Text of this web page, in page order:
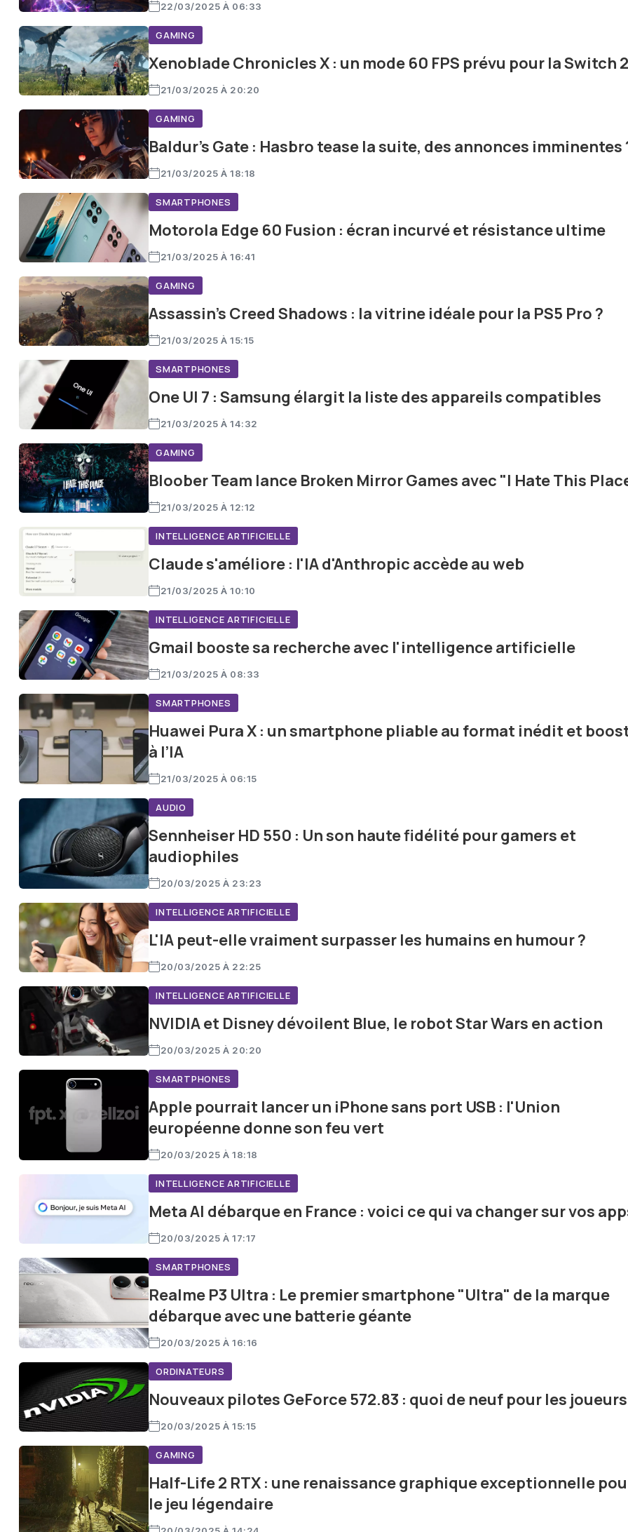
22/03/2025 À 06:33
GAMING
Xenoblade Chronicles X : un mode 60 FPS prévu pour la Switch
21/03/2025 À 20:20
GAMING
Baldur’s Gate : Hasbro tease la suite, des annonces imminentes
21/03/2025 À 18:18
SMARTPHONES
Motorola Edge 60 Fusion : écran incurvé et résistance ultime
21/03/2025 À 16:41
GAMING
Assassin’s Creed Shadows : la vitrine idéale pour la PS5 Pro ?
21/03/2025 À 15:15
SMARTPHONES
One UI 7 : Samsung élargit la liste des appareils compatibles
21/03/2025 À 14:32
GAMING
Bloober Team lance Broken Mirror Games avec "I Hate This
21/03/2025 À 12:12
INTELLIGENCE ARTIFICIELLE
Claude s'améliore : l'IA d'Anthropic accède au web
21/03/2025 À 10:10
INTELLIGENCE ARTIFICIELLE
Gmail booste sa recherche avec l'intelligence artificielle
21/03/2025 À 08:33
SMARTPHONES
Huawei Pura X : un smartphone pliable au format inédit et
à l’IA
21/03/2025 À 06:15
AUDIO
Sennheiser HD 550 : Un son haute fidélité pour gamers et
audiophiles
20/03/2025 À 23:23
INTELLIGENCE ARTIFICIELLE
L'IA peut-elle vraiment surpasser les humains en humour ?
20/03/2025 À 22:25
INTELLIGENCE ARTIFICIELLE
NVIDIA et Disney dévoilent Blue, le robot Star Wars en action
20/03/2025 À 20:20
SMARTPHONES
Apple pourrait lancer un iPhone sans port USB : l'Union
européenne donne son feu vert
20/03/2025 À 18:18
INTELLIGENCE ARTIFICIELLE
Meta AI débarque en France : voici ce qui va changer sur vos
20/03/2025 À 17:17
SMARTPHONES
Realme P3 Ultra : Le premier smartphone "Ultra" de la marque
débarque avec une batterie géante
20/03/2025 À 16:16
ORDINATEURS
Nouveaux pilotes GeForce 572.83 : quoi de neuf pour les
20/03/2025 À 15:15
GAMING
Half-Life 2 RTX : une renaissance graphique exceptionnelle
le jeu légendaire